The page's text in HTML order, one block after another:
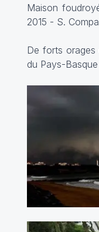
Maison
2015 - S.
De forts orages
du Pays-